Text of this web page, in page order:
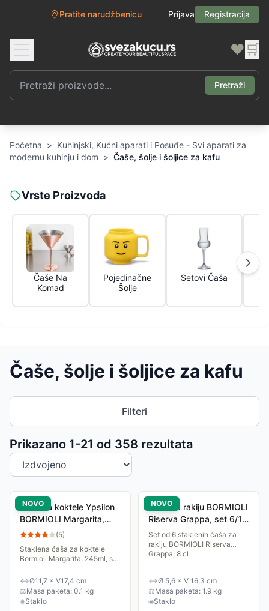
Pratite narudžbenicu Prijava Registracija
❤️ 🛒
Pretraži
Početna > Kuhinjski, Kućni aparati i Posuđe - Svi aparati za
modernu kuhinju i dom > Čaše, šolje i šoljice za kafu
Vrste Proizvoda
Čaše Na
Komad
Pojedinačne
Šolje
Setovi Čaša
Čaše, šolje i šoljice za kafu
Filteri
Prikazano 1-21 od 358 rezultata
Sortiranje proizvoda
NOVO
Čaša za koktele Ypsilon
BORMIOLI Margarita,
245ml, set 2/1
(5)
Staklena čaša za koktele
Bormioli Margarita, 245ml, set
↔Ø11,7 × V17,4 cm
⚖Masa paketa: 0.1 kg
◈Staklo
NOVO
Čaše za rakiju BORMIOLI
Riserva Grappa, set 6/1,
8 cl
Set od 6 staklenih čaša za
rakiju BORMIOLI Riserva
Grappa, 8 cl
↔Ø 5,6 × V 16,3 cm
⚖Masa paketa: 1.9 kg
◈Staklo